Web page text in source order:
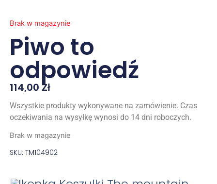
Brak w magazynie
Piwo to
odpowiedź
114,00 Zł
Wszystkie produkty wykonywane na zamówienie. Czas
oczekiwania na wysyłkę wynosi do 14 dni roboczych.
Brak w magazynie
SKU: TM104902